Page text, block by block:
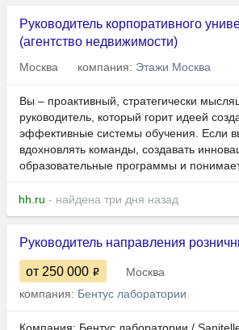
Руководитель корпоративного
(агентство недвижимости)
Москва компания: Этажи Москва
Вы – проактивный, стратегически
руководитель, который горит идеей
эффективные системы обучения. Если
вдохновлять команды, создавать
образовательные программы и
hh.ru - найдена три дня назад
Руководитель направления
от 250 000
Москва
компания: Бентус лаборатории